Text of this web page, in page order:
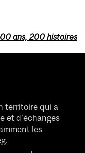
ans, 200 histoires
territoire qui a
et d’échanges
les